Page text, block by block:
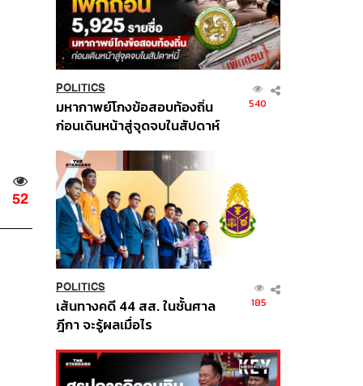
52
POLITICS
มหากาพย์โกงข้อสอบท้องถิ่น
ก่อนเดินหน้าสู่จุดจบในสัปดาห์
540
POLITICS
เส้นทางคดี 44 สส. ในชั้นศาล
ฎีกา จะรู้ผลเมื่อไร
185